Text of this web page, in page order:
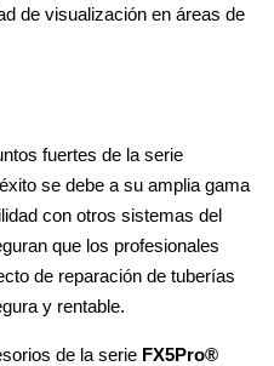
de visualización en áreas de
fuertes de la serie
se debe a su amplia gama
con otros sistemas del
que los profesionales
de reparación de tuberías
y rentable.
de la serie FX5Pro®